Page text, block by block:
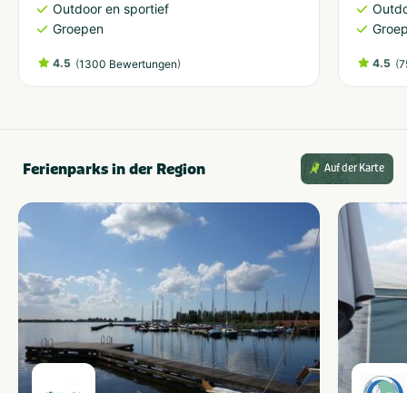
Outdoor en sportief
Groepen
4.5 (1300 Bewertungen) 4.5 (
Ferienparks in der Region Auf der Karte